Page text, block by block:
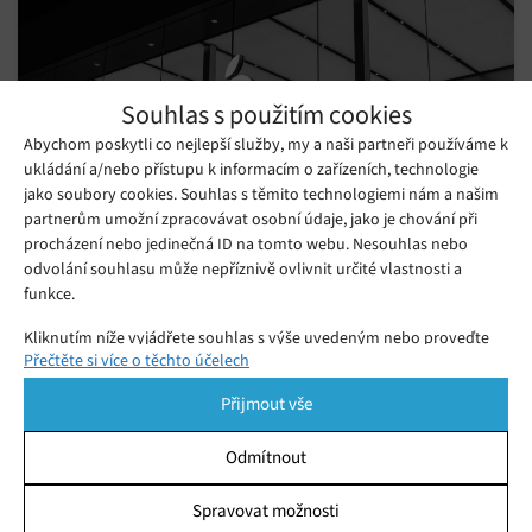
Souhlas s použitím cookies
Abychom poskytli co nejlepší služby, my a naši partneři používáme k
ukládání a/nebo přístupu k informacím o zařízeních, technologie
jako soubory cookies. Souhlas s těmito technologiemi nám a našim
partnerům umožní zpracovávat osobní údaje, jako je chování při
procházení nebo jedinečná ID na tomto webu. Nesouhlas nebo
odvolání souhlasu může nepříznivě ovlivnit určité vlastnosti a
funkce.
Kliknutím níže vyjádřete souhlas s výše uvedeným nebo proveďte
podrobnější rozhodnutí. Vaše volby budou použity pouze na tomto
pomocí přepínačů v Zásadách cookies nebo kliknutím na tlačítko
Spravovat souhlas ve spodní části obrazovky.
Přečtěte si více o těchto účelech
Přijmout vše
Odmítnout
Spravovat možnosti
Jaké funkce chystá nová náhlavní
souprava pro smíšenou realitu od Applu
Úterý 24. 01. 2023 Samuel
Očekáváme, že Apple v nadcházejících měsících odhalí dlouho
Nového vlajkového telefonu Honor
Magic 5 se dočkáme 23. listopadu
Úterý 08. 11. 2022 Samuel